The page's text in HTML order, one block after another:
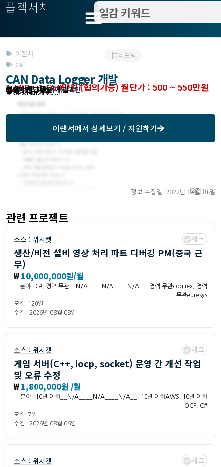
플젝서치
이랜서
C#
리포팅
CAN Data Logger 개발
1,500 ~ 1,650만원 (협의가능) 월단가 : 500 ~ 550만원
작업방식 : 이랜서에서 확인
모집기한 : 이랜서에서 확인
예상기간 : 3개월
고객위치 : 재택
분야 : 개발
필요수준 : 무관 개발자
모집 인원 : 1인
총 투입 인원 : 1인
이랜서에서 상세보기 / 지원하기
정보 수집일: 2022년 03월 01일
오전 8:20
관련 프로젝트
소스 : 위시켓 체크
생산/비전 설비 영상 처리 파트 디버깅 PM(중국 근
무)
₩10,000,000원/월
분야 : C# 경력 무관__N/A____N/A____N/A__ 경력 무관cognex
경력
무관euresys
모집: 120일
수집 : 2026년 08월 08일
소스 : 위시켓 체크
게임 서버(C++, iocp, socket) 운영 간 개선 작업
및 오류 수정
₩1,800,000원 /월
분야 : 10년 이하__N/A____N/A____N/A__ 10년 이하AWS
10년 이하
IOCP
C#
모집: 7일
수집 : 2026년 08월 06일
소스 : 위시켓 체크